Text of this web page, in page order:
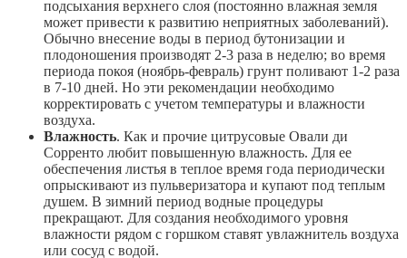
подсыхания верхнего слоя (постоянно влажная земля
может привести к развитию неприятных заболеваний).
Обычно внесение воды в период бутонизации и
плодоношения производят 2-3 раза в неделю; во время
периода покоя (ноябрь-февраль) грунт поливают 1-2 раза
в 7-10 дней. Но эти рекомендации необходимо
корректировать с учетом температуры и влажности
воздуха.
Влажность. Как и прочие цитрусовые Овали ди
Сорренто любит повышенную влажность. Для ее
обеспечения листья в теплое время года периодически
опрыскивают из пульверизатора и купают под теплым
душем. В зимний период водные процедуры
прекращают. Для создания необходимого уровня
влажности рядом с горшком ставят увлажнитель воздуха
или сосуд с водой.